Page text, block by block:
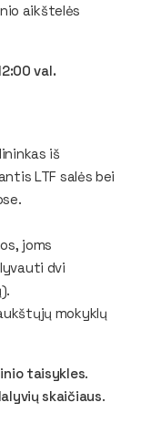
aikštelės
val.
iš
LTF salės bei
joms
dvi
mokyklų
taisykles.
skaičiaus.